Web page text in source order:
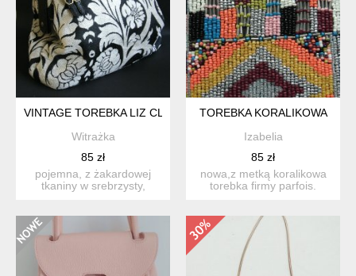
VINTAGE TOREBKA LIZ CLAIBORNE RETRO GOBELINOWA
Witrażka
85 zł
pojemna, z żakardowej
tkaniny w srebrzysty,
TOREBKA KORALIKOWA
Izabelia
85 zł
nowa,z metką koralikowa
torebka firmy parfois.